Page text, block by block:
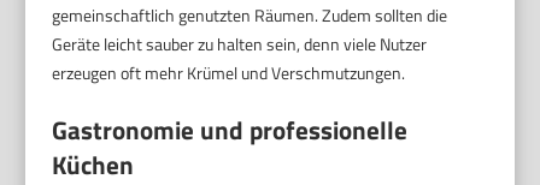
gemeinschaftlich genutzten Räumen. Zudem sollten die
Geräte leicht sauber zu halten sein, denn viele Nutzer
erzeugen oft mehr Krümel und Verschmutzungen.
Gastronomie und professionelle
Küchen